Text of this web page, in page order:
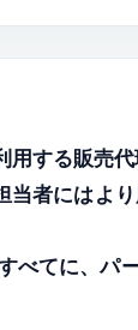
する販売代
者にはよ
べてに、パ